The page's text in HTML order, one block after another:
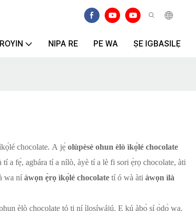
NIPA RE PE WA ṢE IGBASILẸ
chocolate. A jẹ́ olùpèsè ohun èlò ìkọ́lé chocolate
a fẹ́, agbára tí a nílò, àyè tí a lè fi sori ẹ̀rọ chocolate, àti
wa ní àwọn ẹ̀rọ ìkọ́lé chocolate tí ó wà àti àwọn ìlà
èlò chocolate tó ti ní ìlọsíwájú. Ẹ kú àbọ̀ sí ọ̀dọ̀ wa.